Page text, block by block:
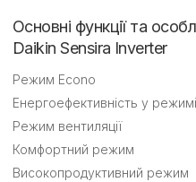
Основні функції та
Daikin Sensira Inverter
Режим Еcono
Енергоефективність у
Режим вентиляції
Комфортний режим
Високопродуктивний режим